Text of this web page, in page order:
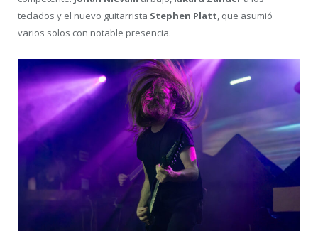
teclados y el nuevo guitarrista Stephen Platt, que asumió
varios solos con notable presencia.